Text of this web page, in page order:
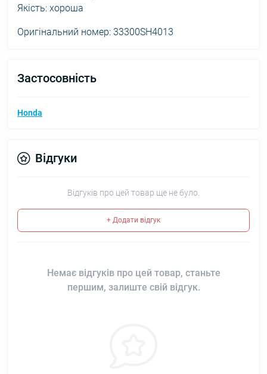
Якість: хороша
Оригінальний номер: 33300SH4013
Застосовність
Honda
Відгуки
Відгуків про цей товар ще не було.
+ Додати відгук
Немає відгуків про цей товар, станьте
першим, залиште свій відгук.